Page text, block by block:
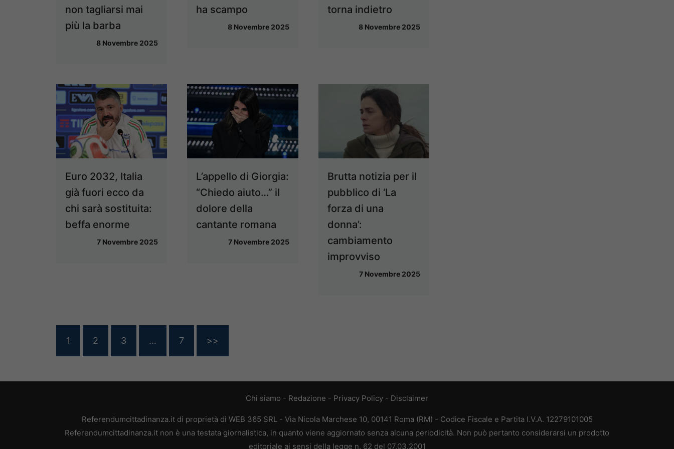
non tagliarsi mai
più la barba
8 Novembre 2025
ha scampo
8 Novembre 2025
torna indietro
8 Novembre 2025
Euro 2032, Italia
già fuori ecco da
chi sarà sostituita:
beffa enorme
7 Novembre 2025
L’appello di Giorgia:
“Chiedo aiuto…” il
dolore della
cantante romana
7 Novembre 2025
Brutta notizia per il
pubblico di ‘La
forza di una
donna’:
cambiamento
improvviso
7 Novembre 2025
1 2 3 … 7 >>
Chi siamo - Redazione - Privacy Policy - Disclaimer
Referendumcittadinanza.it di proprietà di WEB 365 SRL - Via Nicola Marchese 10, 00141 Roma (RM) - Codice Fiscale e Partita I.V.A. 12279101005
Referendumcittadinanza.it non è una testata giornalistica, in quanto viene aggiornato senza alcuna periodicità. Non può pertanto considerarsi un prodotto
editoriale ai sensi della legge n. 62 del 07.03.2001